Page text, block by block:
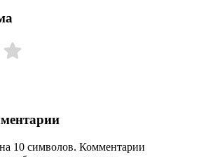
10 символов. Комментарии